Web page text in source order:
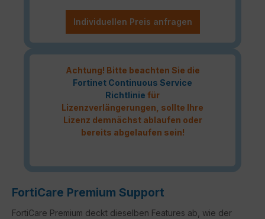
Individuellen Preis anfragen
Achtung! Bitte beachten Sie die
Fortinet Continuous Service
Richtlinie für
Lizenzverlängerungen, sollte Ihre
Lizenz demnächst ablaufen oder
bereits abgelaufen sein!
FortiCare Premium Support
FortiCare Premium deckt dieselben Features ab, wie der